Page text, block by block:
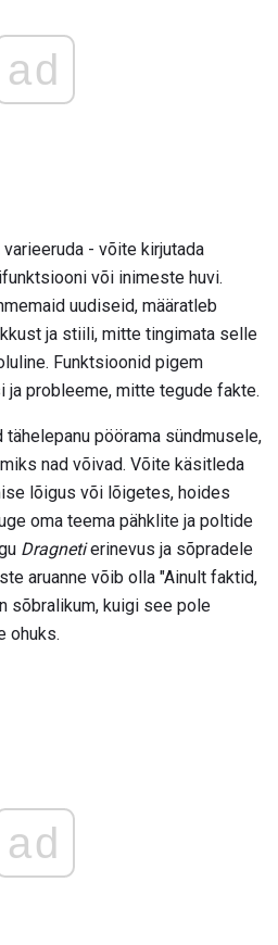
ad
- võite kirjutada
või inimeste huvi.
uudiseid, määratleb
ja stiili, mitte tingimata selle
Funktsioonid pigem
ja probleeme, mitte tegude fakte.
pöörama sündmusele,
nad võivad. Võite käsitleda
lõigus või lõigetes, hoides
oma teema pähklite ja poltide
Dragnetierinevus ja sõpradele
aruanne võib olla "Ainult faktid,
sõbralikum, kuigi see pole
ohuks.
ad